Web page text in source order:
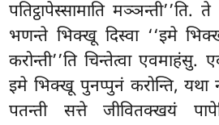
पतिट्ठापेस्सामाति
भणन्ते भिक्खू दिस्वा ‘‘इमे
करोन्ती’’ति चिन्तेत्वा
इमे भिक्खू पुनप्पुनं करोन्ति,
पतन्ती सत्ते जीवितक्खयं